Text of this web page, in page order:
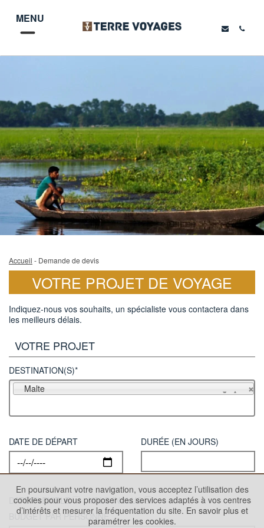
MENU
Accueil - Demande de devis
VOTRE PROJET DE VOYAGE
Indiquez-nous vos souhaits, un spécialiste vous contactera dans
les meilleurs délais.
VOTRE PROJET
DESTINATION(S)*
Malte
DATE DE DÉPART
DATE FLEXIBLE VOLS INCLUS
DURÉE (EN JOURS)
BUDGET PAR PERSONNE
En poursuivant votre navigation, vous acceptez l’utilisation des
cookies pour vous proposer des services adaptés à vos centres
d’intérêts et mesurer la fréquentation du site. En savoir plus et
paramétrer les cookies.